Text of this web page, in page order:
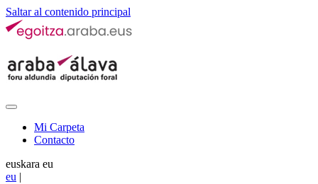
Saltar al contenido principal
Mi Carpeta
Contacto
euskara eu
eu |